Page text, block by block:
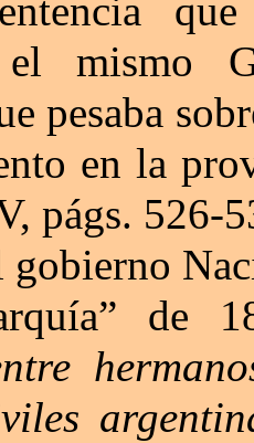
mismo
pesaba
en la
págs. 526-
de